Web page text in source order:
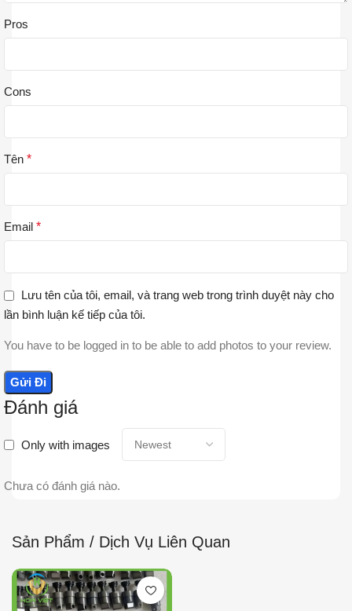
Đánh giá
Only with images
Chưa có đánh giá nào.
Pros
Cons
Tên *
Email *
Lưu tên của tôi, email, và trang web trong trình duyệt này cho
lần bình luận kế tiếp của tôi.
You have to be logged in to be able to add photos to your review.
Sản Phẩm / Dịch Vụ Liên Quan